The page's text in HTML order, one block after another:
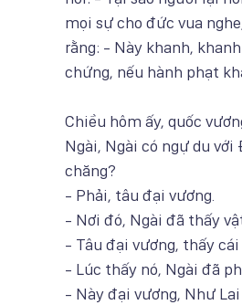
mọi sự cho đức vua
rằng: - Này khanh,
chứng, nếu hành phạt
Chiều hôm ấy, quốc
Ngài, Ngài có ngự du
chăng?
- Phải, tâu đại vương.
- Nơi đó, Ngài đã thấy
- Tâu đại vương, thấy
- Lúc thấy nó, Ngài đã
- Này đại vương, Như